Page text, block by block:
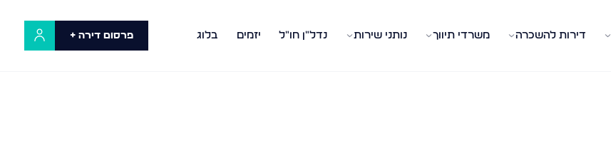
דירות להשכרה משרדי תיווך נותני שירות נדל"ן חו"ל יזמים בלוג פרסום דירה +